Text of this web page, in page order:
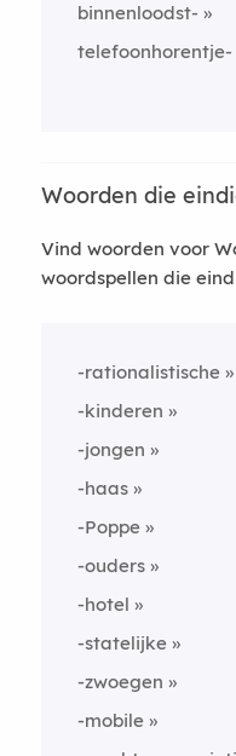
binnenloodst-
telefoonhorentje-
Woorden die
Vind woorden voor
woordspellen die
-rationalistische
-kinderen
-jongen
-haas
-Poppe
-ouders
-hotel
-statelijke
-zwoegen
-mobile